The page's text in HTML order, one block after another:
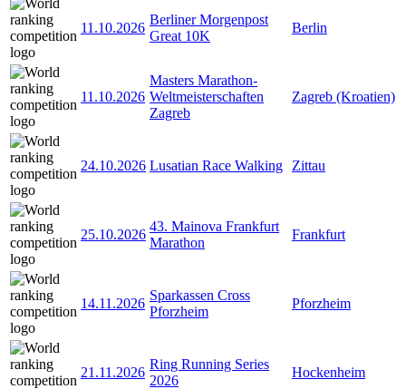
11.10.2026
Berliner Morgenpost
Great 10K
Berlin
11.10.2026
Masters Marathon-
Weltmeisterschaften
Zagreb
Zagreb (Kroatien)
24.10.2026 Lusatian Race Walking Zittau
25.10.2026
43. Mainova Frankfurt
Marathon
Frankfurt
14.11.2026
Sparkassen Cross
Pforzheim
Pforzheim
21.11.2026
Ring Running Series
2026
Hockenheim